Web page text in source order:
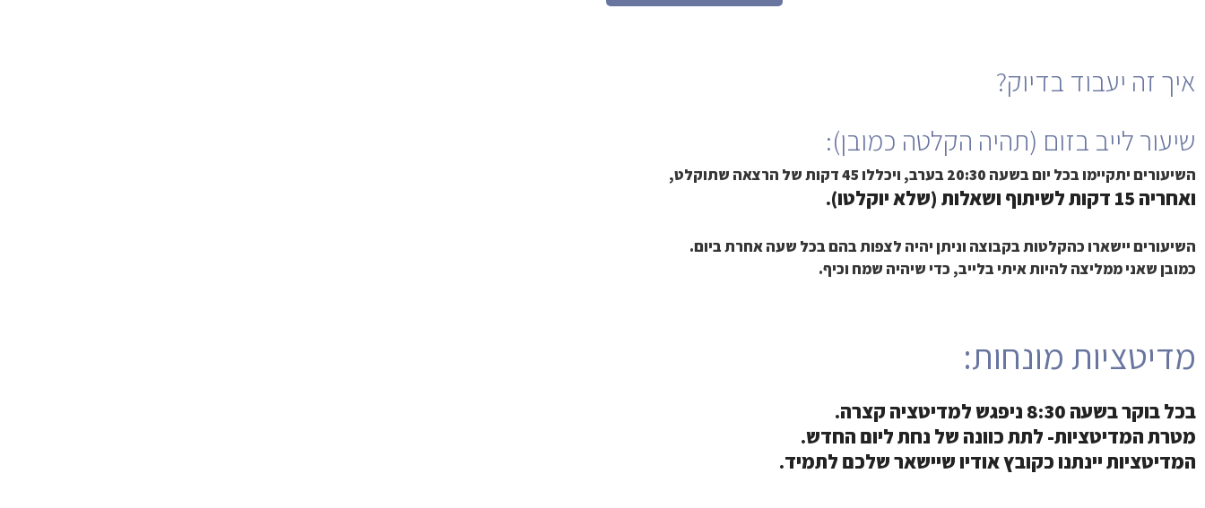
איך זה יעבוד בדיוק?
שיעור לייב בזום (תהיה הקלטה כמובן):
השיעורים יתקיימו בכל יום בשעה 20:30 בערב, ויכללו 45 דקות של הרצאה שתוקלט,
ואחריה 15 דקות לשיתוף ושאלות (שלא יוקלטו).
השיעורים יישארו כהקלטות בקבוצה וניתן יהיה לצפות בהם בכל שעה אחרת ביום.
כמובן שאני ממליצה להיות איתי בלייב, כדי שיהיה שמח וכיף.
מדיטציות מונחות:
בכל בוקר בשעה 8:30 ניפגש למדיטציה קצרה.
מטרת המדיטציות- לתת כוונה של נחת ליום החדש.
המדיטציות יינתנו כקובץ אודיו שיישאר שלכם לתמיד.